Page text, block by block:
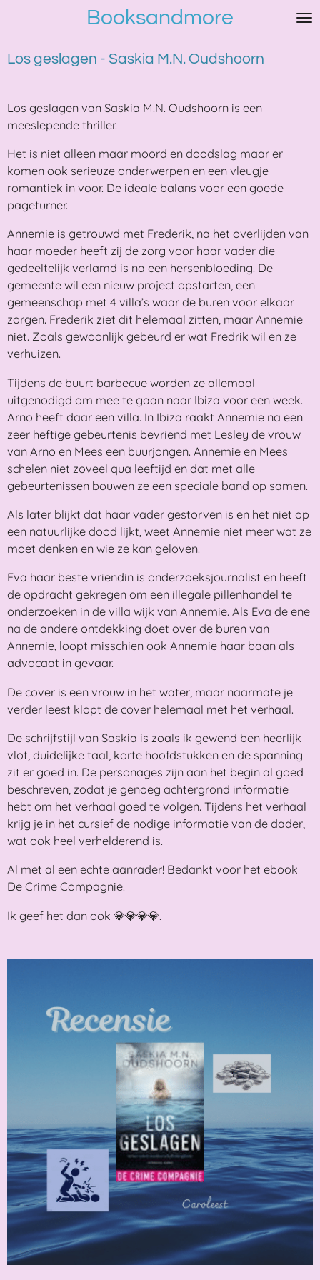
de
Booksandmore
Los geslagen - Saskia M.N. Oudshoorn
Los geslagen van Saskia M.N. Oudshoorn is een
meeslepende thriller.
Het is niet alleen maar moord en doodslag maar er
komen ook serieuze onderwerpen en een vleugje
romantiek in voor. De ideale balans voor een goede
pageturner.
Annemie is getrouwd met Frederik, na het overlijden van
haar moeder heeft zij de zorg voor haar vader die
gedeeltelijk verlamd is na een hersenbloeding. De
gemeente wil een nieuw project opstarten, een
gemeenschap met 4 villa’s waar de buren voor elkaar
zorgen. Frederik ziet dit helemaal zitten, maar Annemie
niet. Zoals gewoonlijk gebeurd er wat Fredrik wil en ze
verhuizen.
Tijdens de buurt barbecue worden ze allemaal
uitgenodigd om mee te gaan naar Ibiza voor een week.
Arno heeft daar een villa. In Ibiza raakt Annemie na een
zeer heftige gebeurtenis bevriend met Lesley de vrouw
van Arno en Mees een buurjongen. Annemie en Mees
schelen niet zoveel qua leeftijd en dat met alle
gebeurtenissen bouwen ze een speciale band op samen.
Als later blijkt dat haar vader gestorven is en het niet op
een natuurlijke dood lijkt, weet Annemie niet meer wat ze
moet denken en wie ze kan geloven.
Eva haar beste vriendin is onderzoeksjournalist en heeft
de opdracht gekregen om een illegale pillenhandel te
onderzoeken in de villa wijk van Annemie. Als Eva de ene
na de andere ontdekking doet over de buren van
Annemie, loopt misschien ook Annemie haar baan als
advocaat in gevaar.
De cover is een vrouw in het water, maar naarmate je
verder leest klopt de cover helemaal met het verhaal.
De schrijfstijl van Saskia is zoals ik gewend ben heerlijk
vlot, duidelijke taal, korte hoofdstukken en de spanning
zit er goed in. De personages zijn aan het begin al goed
beschreven, zodat je genoeg achtergrond informatie
hebt om het verhaal goed te volgen. Tijdens het verhaal
krijg je in het cursief de nodige informatie van de dader,
wat ook heel verhelderend is.
Al met al een echte aanrader! Bedankt voor het ebook
De Crime Compagnie.
Ik geef het dan ook 💎💎💎💎.